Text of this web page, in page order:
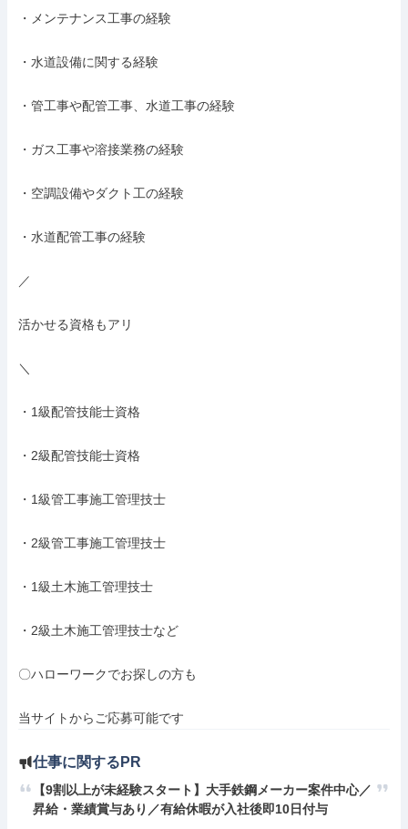
・メンテナンス工事の経験
・水道設備に関する経験
・管工事や配管工事、水道工事の経験
・ガス工事や溶接業務の経験
・空調設備やダクト工の経験
・水道配管工事の経験
／
活かせる資格もアリ
＼
・1級配管技能士資格
・2級配管技能士資格
・1級管工事施工管理技士
・2級管工事施工管理技士
・1級土木施工管理技士
・2級土木施工管理技士など
〇ハローワークでお探しの方も
当サイトからご応募可能です
仕事に関するPR
【9割以上が未経験スタート】大手鉄鋼メーカー案件中心／
昇給・業績賞与あり／有給休暇が入社後即10日付与